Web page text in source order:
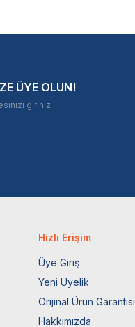
ÜYE OLUN!
Hızlı Erişim
Üye Giriş
Yeni Üyelik
Orijinal Ürün Garantisi
Hakkımızda